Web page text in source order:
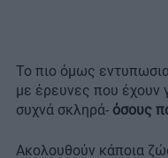
Το πιο όμως
με έρευνες που έχουν
συχνά σκληρά- όσους
Ακολουθούν κάποια